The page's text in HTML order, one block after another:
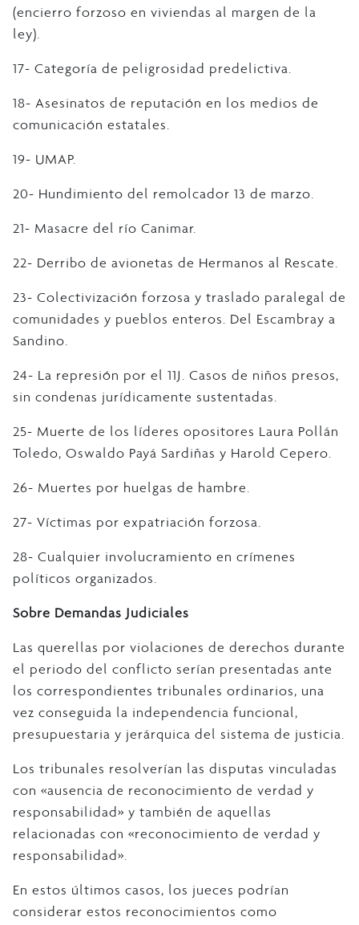
(encierro forzoso en viviendas al margen de la
ley).
17- Categoría de peligrosidad predelictiva.
18- Asesinatos de reputación en los medios de
comunicación estatales.
19- UMAP.
20- Hundimiento del remolcador 13 de marzo.
21- Masacre del río Canimar.
22- Derribo de avionetas de Hermanos al Rescate.
23- Colectivización forzosa y traslado paralegal de
comunidades y pueblos enteros. Del Escambray a
Sandino.
24- La represión por el 11J. Casos de niños presos,
sin condenas jurídicamente sustentadas.
25- Muerte de los líderes opositores Laura Pollán
Toledo, Oswaldo Payá Sardiñas y Harold Cepero.
26- Muertes por huelgas de hambre.
27- Víctimas por expatriación forzosa.
28- Cualquier involucramiento en crímenes
políticos organizados.
Sobre Demandas Judiciales
Las querellas por violaciones de derechos durante
el periodo del conflicto serían presentadas ante
los correspondientes tribunales ordinarios, una
vez conseguida la independencia funcional,
presupuestaria y jerárquica del sistema de justicia.
Los tribunales resolverían las disputas vinculadas
con «ausencia de reconocimiento de verdad y
responsabilidad» y también de aquellas
relacionadas con «reconocimiento de verdad y
responsabilidad».
En estos últimos casos, los jueces podrían
considerar estos reconocimientos como